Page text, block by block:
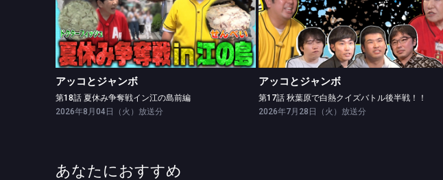
アッコとジャンボ
第18話 夏休み争奪戦イン江の島前編
アッコとジャンボ
第18話 夏休み争奪戦イン江の島前編
2026年8月04日（火）放送分
アッコとジャンボ
第17話 秋葉原で白熱クイズバトル後半戦！！
アッコとジャンボ
第17話 秋葉原で白熱クイズバトル後半戦！！
2026年7月28日（火）放送分
あなたにおすすめ